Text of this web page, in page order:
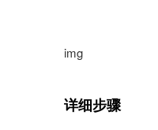
img
详细步骤